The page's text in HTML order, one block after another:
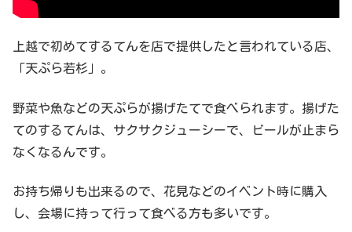
上越で初めてするてんを店で提供したと言われている店、
「天ぷら若杉」。
野菜や魚などの天ぷらが揚げたてで食べられます。揚げた
てのするてんは、サクサクジューシーで、ビールが止まら
なくなるんです。
お持ち帰りも出来るので、花見などのイベント時に購入
し、会場に持って行って食べる方も多いです。